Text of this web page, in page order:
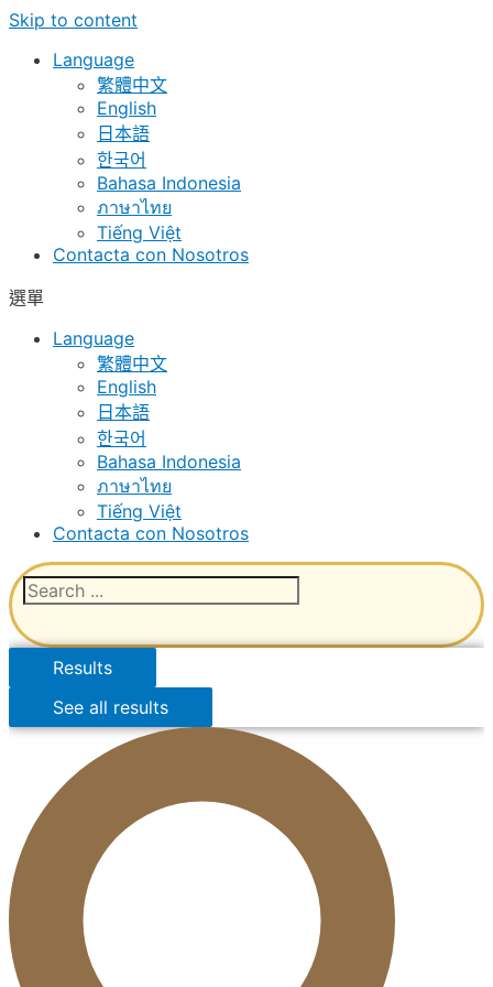
Skip to content
Language
繁體中文
English
日本語
한국어
Bahasa Indonesia
ภาษาไทย
Tiếng Việt
Contacta con Nosotros
選單
Language
繁體中文
English
日本語
한국어
Bahasa Indonesia
ภาษาไทย
Tiếng Việt
Contacta con Nosotros
Results
See all results